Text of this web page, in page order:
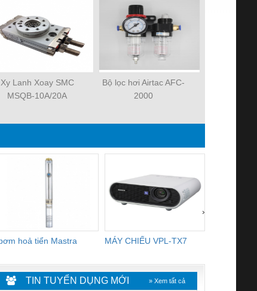
Xy Lanh Xoay SMC
MSQB-10A/20A
Bộ lọc hơi Airtac AFC-
2000
hoả tiển Mastra MÁY CHIẾU VPL-TX7
›
TIN TUYỂN DỤNG MỚI » Xem tất cả